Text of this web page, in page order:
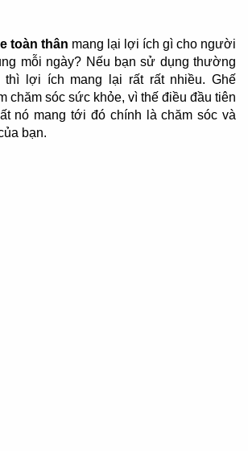
toàn thân mang lại lợi ích gì cho người
mỗi ngày? Nếu bạn sử dụng thường
thì lợi ích mang lại rất rất nhiều. Ghế
chăm sóc sức khỏe, vì thế điều đầu tiên
nó mang tới đó chính là chăm sóc và
bạn.